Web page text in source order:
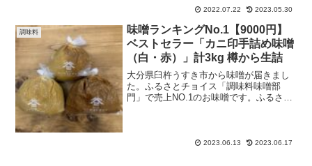
2022.07.22 2023.05.30
調味料
味噌ランキングNo.1【9000円】
ベストセラー「カニ印手詰め味噌
（白・赤）」計3kg 樽から生詰
大分県臼杵うすき市から味噌が届きまし
た。ふるさとチョイス「調味料味噌部
門」で売上NO.1のお味噌です。ふるさと
納税でいただきま...2023.06.13 2023.06.17